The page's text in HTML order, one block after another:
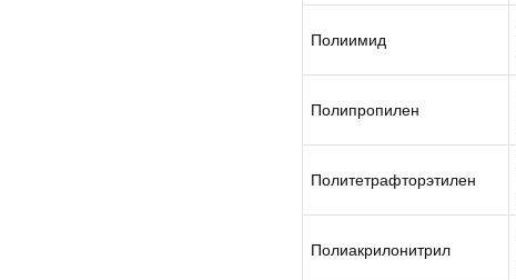
Полиимид
Полипропилен
Политетрафторэтилен
Полиакрилонитрил